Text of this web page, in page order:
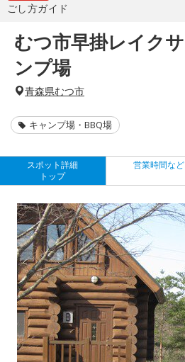
ごし方ガイド
むつ市早掛レイク
ンプ場
青森県むつ市
キャンプ場・BBQ場
スポット詳細
トップ
営業時間など